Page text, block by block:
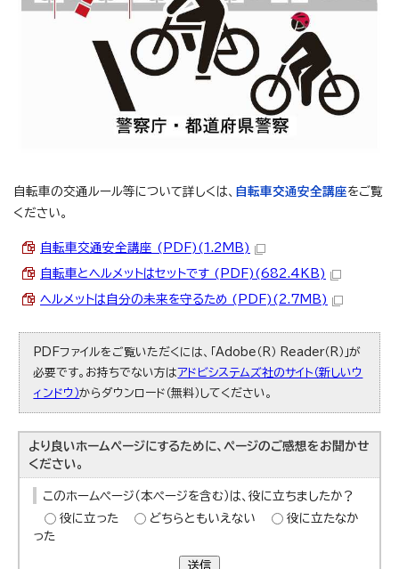
自転車の交通ルール等について詳しくは、 自転車交通安全講座をご覧
ください。
自転車交通安全講座 (PDF)(1.2MB)
自転車とヘルメットはセットです (PDF)(682.4KB)
ヘルメットは自分の未来を守るため (PDF)(2.7MB)
PDFファイルをご覧いただくには、「Adobe（R） Reader（R）」が
必要です。お持ちでない方は アドビシステムズ社のサイト（新しいウ
ィンドウ）からダウンロード（無料）してください。
より良いホームページにするために、ページのご感想をお聞かせ
ください。
このホームページ（本ページを含む）は、役に立ちましたか？
役に立った
どちらともいえない
役に立たなか
った
送信